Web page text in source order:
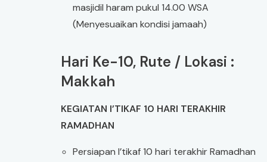
masjidil haram pukul 14.00 WSA
(Menyesuaikan kondisi jamaah)
Hari Ke-10, Rute / Lokasi :
Makkah
KEGIATAN I’TIKAF 10 HARI TERAKHIR
RAMADHAN
Persiapan I’tikaf 10 hari terakhir Ramadhan